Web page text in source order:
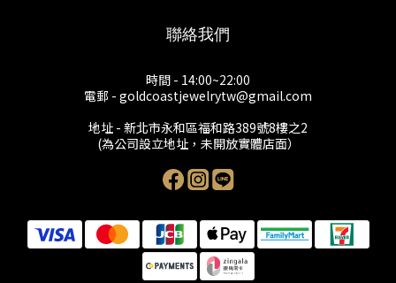
聯絡我們
時間 - 14:00~22:00
電郵 - goldcoastjewelrytw@gmail.com
地址 - 新北市永和區福和路389號8樓之2
(為公司設立地址，未開放實體店面）